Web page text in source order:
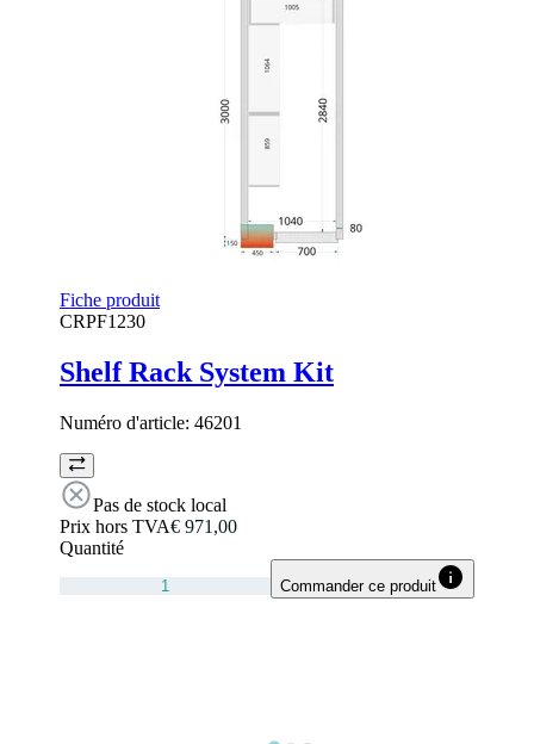
Fiche produit
CRPF1230
Shelf Rack System Kit
Numéro d'article: 46201
Pas de stock local
Prix hors TVA€ 971,00
Quantité
Commander ce produit